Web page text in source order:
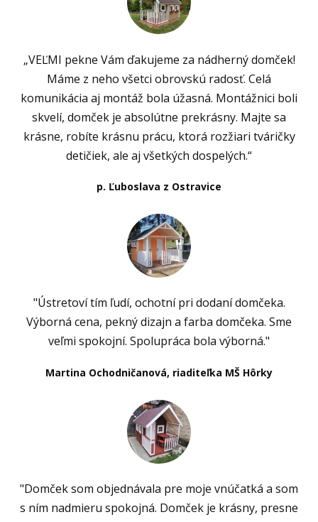
„VEĽMI pekne Vám ďakujeme za nádherný domček!
Máme z neho všetci obrovskú radosť. Celá
komunikácia aj montáž bola úžasná. Montážnici boli
skvelí, domček je absolútne prekrásny. Majte sa
krásne, robíte krásnu prácu, ktorá rozžiari tváričky
detičiek, ale aj všetkých dospelých.“
p. Ľuboslava z Ostravice
"Ústretoví tím ľudí, ochotní pri dodaní domčeka.
Výborná cena, pekný dizajn a farba domčeka. Sme
veľmi spokojní. Spolupráca bola výborná."
Martina Ochodničanová, riaditeľka MŠ Hôrky
"Domček som objednávala pre moje vnúčatká a som
s ním nadmieru spokojná. Domček je krásny, presne